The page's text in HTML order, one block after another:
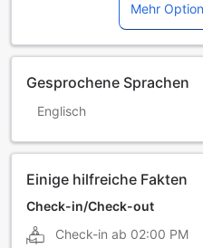
Mehr
Gesprochene Sprachen
Englisch
Einige hilfreiche Fakten
Check-in/Check-out
Check-in ab 02:00 PM